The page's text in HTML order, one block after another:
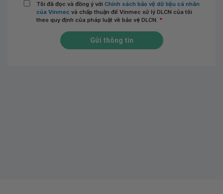
Tôi đã đọc và đồng ý với Chính sách bảo vệ dữ liệu cá nhân
của Vinmec và chấp thuận để Vinmec xử lý DLCN của tôi
theo quy định của pháp luật về bảo vệ DLCN. *
Gửi thông tin